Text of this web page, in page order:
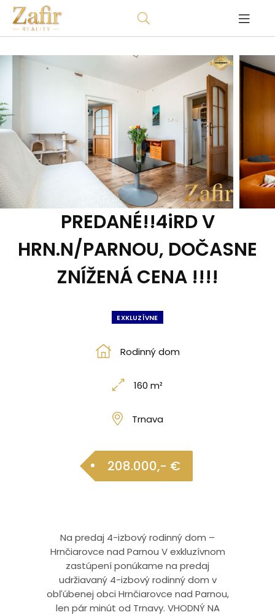
PREDANÉ!!4iRD V
HRN.N/PARNOU, DOČASNE
ZNÍŽENÁ CENA !!!!
EXKLUZÍVNE
Rodinný dom
160 m²
Trnava
208.000,- €
Na predaj 4-izbový rodinný dom –
Hrnčiarovce nad Parnou V exkluzívnom
zastúpení ponúkame na predaj
udržiavaný 4-izbový rodinný dom v
obľúbenej obci Hrnčiarovce nad Parnou,
len pár minút od Trnavy. VHODNÝ NA